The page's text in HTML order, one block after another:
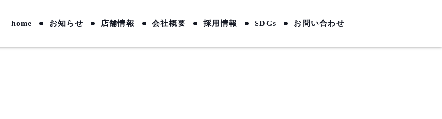
home お知らせ 店舗情報 会社概要 採用情報 SDGs お問い合わせ